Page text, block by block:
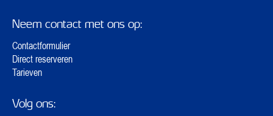
Neem contact met ons op:
Contactformulier
Direct reserveren
Tarieven
Volg ons: